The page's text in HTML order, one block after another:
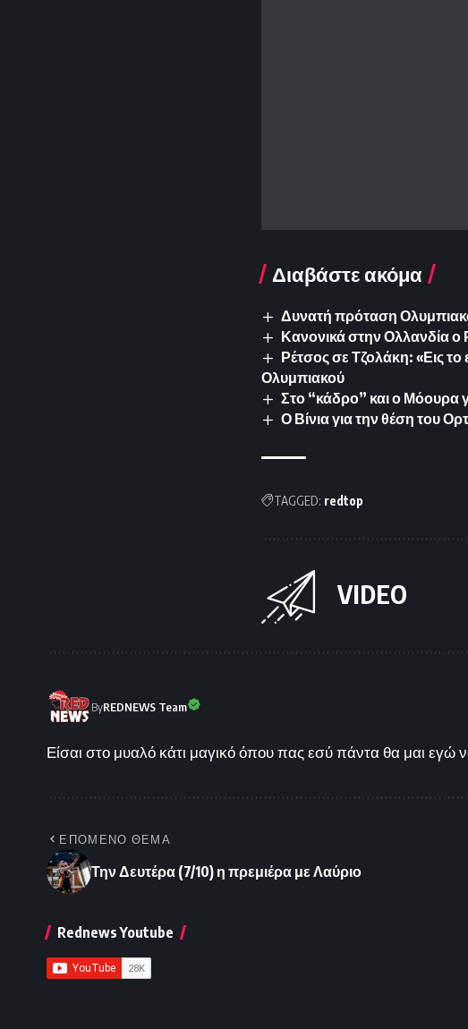
Διαβάστε ακόμα
Δυνατή πρόταση
Κανονικά στην Ολλανδία ο
Ρέτσος σε Τζολάκη: «Εις το
Ολυμπιακού
Στο “κάδρο” και ο Μόουρα
Ο Βίνια για την θέση του
TAGGED: redtop
VIDEO
ByREDNEWS Team
Είσαι στο μυαλό κάτι μαγικό όπου πας εσύ πάντα θα μαι
ΕΠΟΜΕΝΟ ΘΕΜΑ
Την Δευτέρα (7/10) η πρεμιέρα με Λαύριο
Rednews Youtube